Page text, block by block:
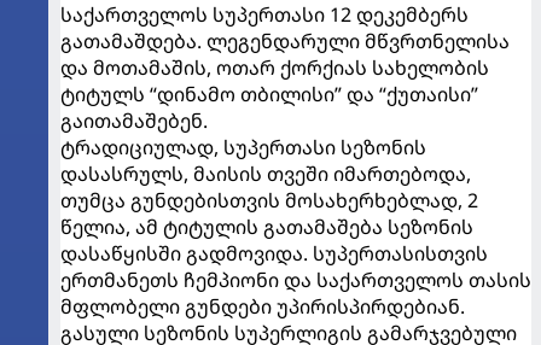
საქართველოს სუპერთასი 12 დეკემბერს
გათამაშდება. ლეგენდარული მწვრთნელისა
და მოთამაშის, ოთარ ქორქიას სახელობის
ტიტულს “დინამო თბილისი” და “ქუთაისი”
გაითამაშებენ.
ტრადიციულად, სუპერთასი სეზონის
დასასრულს, მაისის თვეში იმართებოდა,
თუმცა გუნდებისთვის მოსახერხებლად, 2
წელია, ამ ტიტულის გათამაშება სეზონის
დასაწყისში გადმოვიდა. სუპერთასისთვის
ერთმანეთს ჩემპიონი და საქართველოს თასის
მფლობელი გუნდები უპირისპირდებიან.
გასული სეზონის სუპერლიგის გამარჯვებული